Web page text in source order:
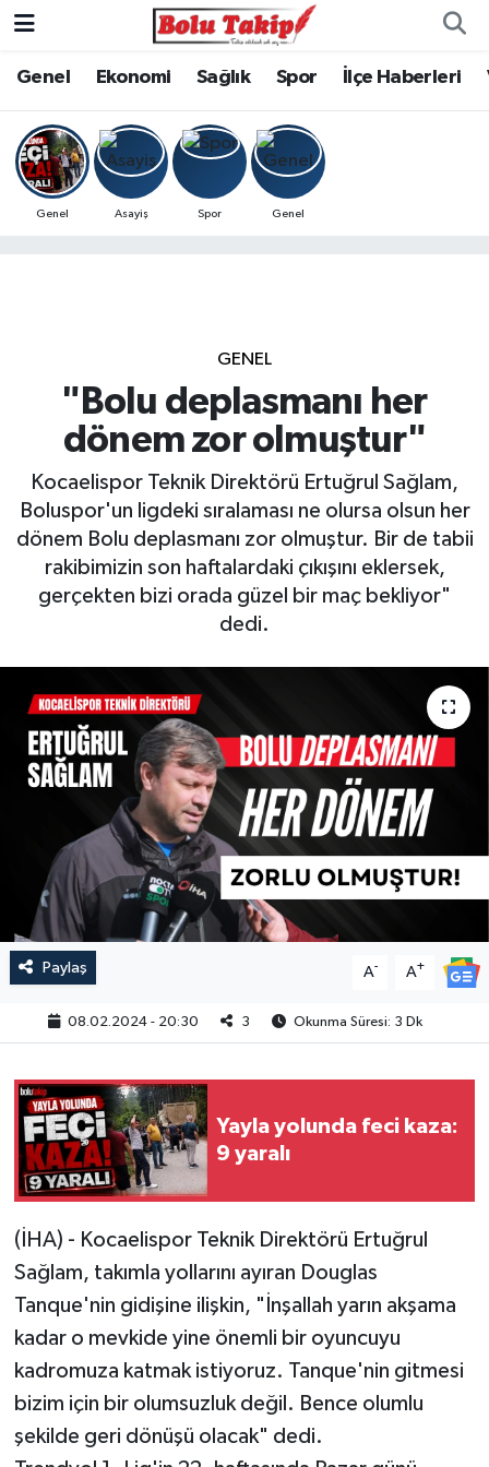
Genel Ekonomi Sağlık Spor İlçe Haberleri
Genel Asayiş Spor Genel
GENEL
"Bolu deplasmanı her
dönem zor olmuştur"
Kocaelispor Teknik Direktörü Ertuğrul Sağlam,
Boluspor'un ligdeki sıralaması ne olursa olsun her
dönem Bolu deplasmanı zor olmuştur. Bir de tabii
rakibimizin son haftalardaki çıkışını eklersek,
gerçekten bizi orada güzel bir maç bekliyor"
dedi.
Paylaş A- A+
08.02.2024 - 20:30 3 Okunma Süresi: 3 Dk
Yayla yolunda feci kaza:
9 yaralı
(İHA) - Kocaelispor Teknik Direktörü Ertuğrul
Sağlam, takımla yollarını ayıran Douglas
Tanque'nin gidişine ilişkin, "İnşallah yarın akşama
kadar o mevkide yine önemli bir oyuncuyu
kadromuza katmak istiyoruz. Tanque'nin gitmesi
bizim için bir olumsuzluk değil. Bence olumlu
şekilde geri dönüşü olacak" dedi.